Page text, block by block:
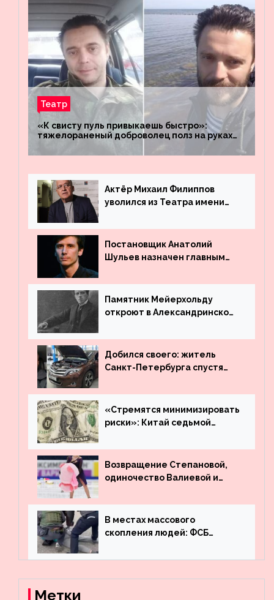
Театр
«К свисту пуль привыкаешь быстро»:
тяжелораненый доброволец полз на руках
четыре километра через заминированное
поле
Актёр Михаил Филиппов
уволился из Театра имени
Постановщик Анатолий
Шульев назначен главным
Вахтангова
Памятник Мейерхольду
откроют в Александринском
Добился своего: житель
Санкт-Петербурга спустя
угнанную в Казахстан
машину
«Стремятся минимизировать
риски»: Китай седьмой
деньги из американского
госдолга
Возвращение Степановой,
одиночество Валиевой и
что обсуждают в мире
фигурного катания
В местах массового
скопления людей: ФСБ
террористов, планировавших
Метки